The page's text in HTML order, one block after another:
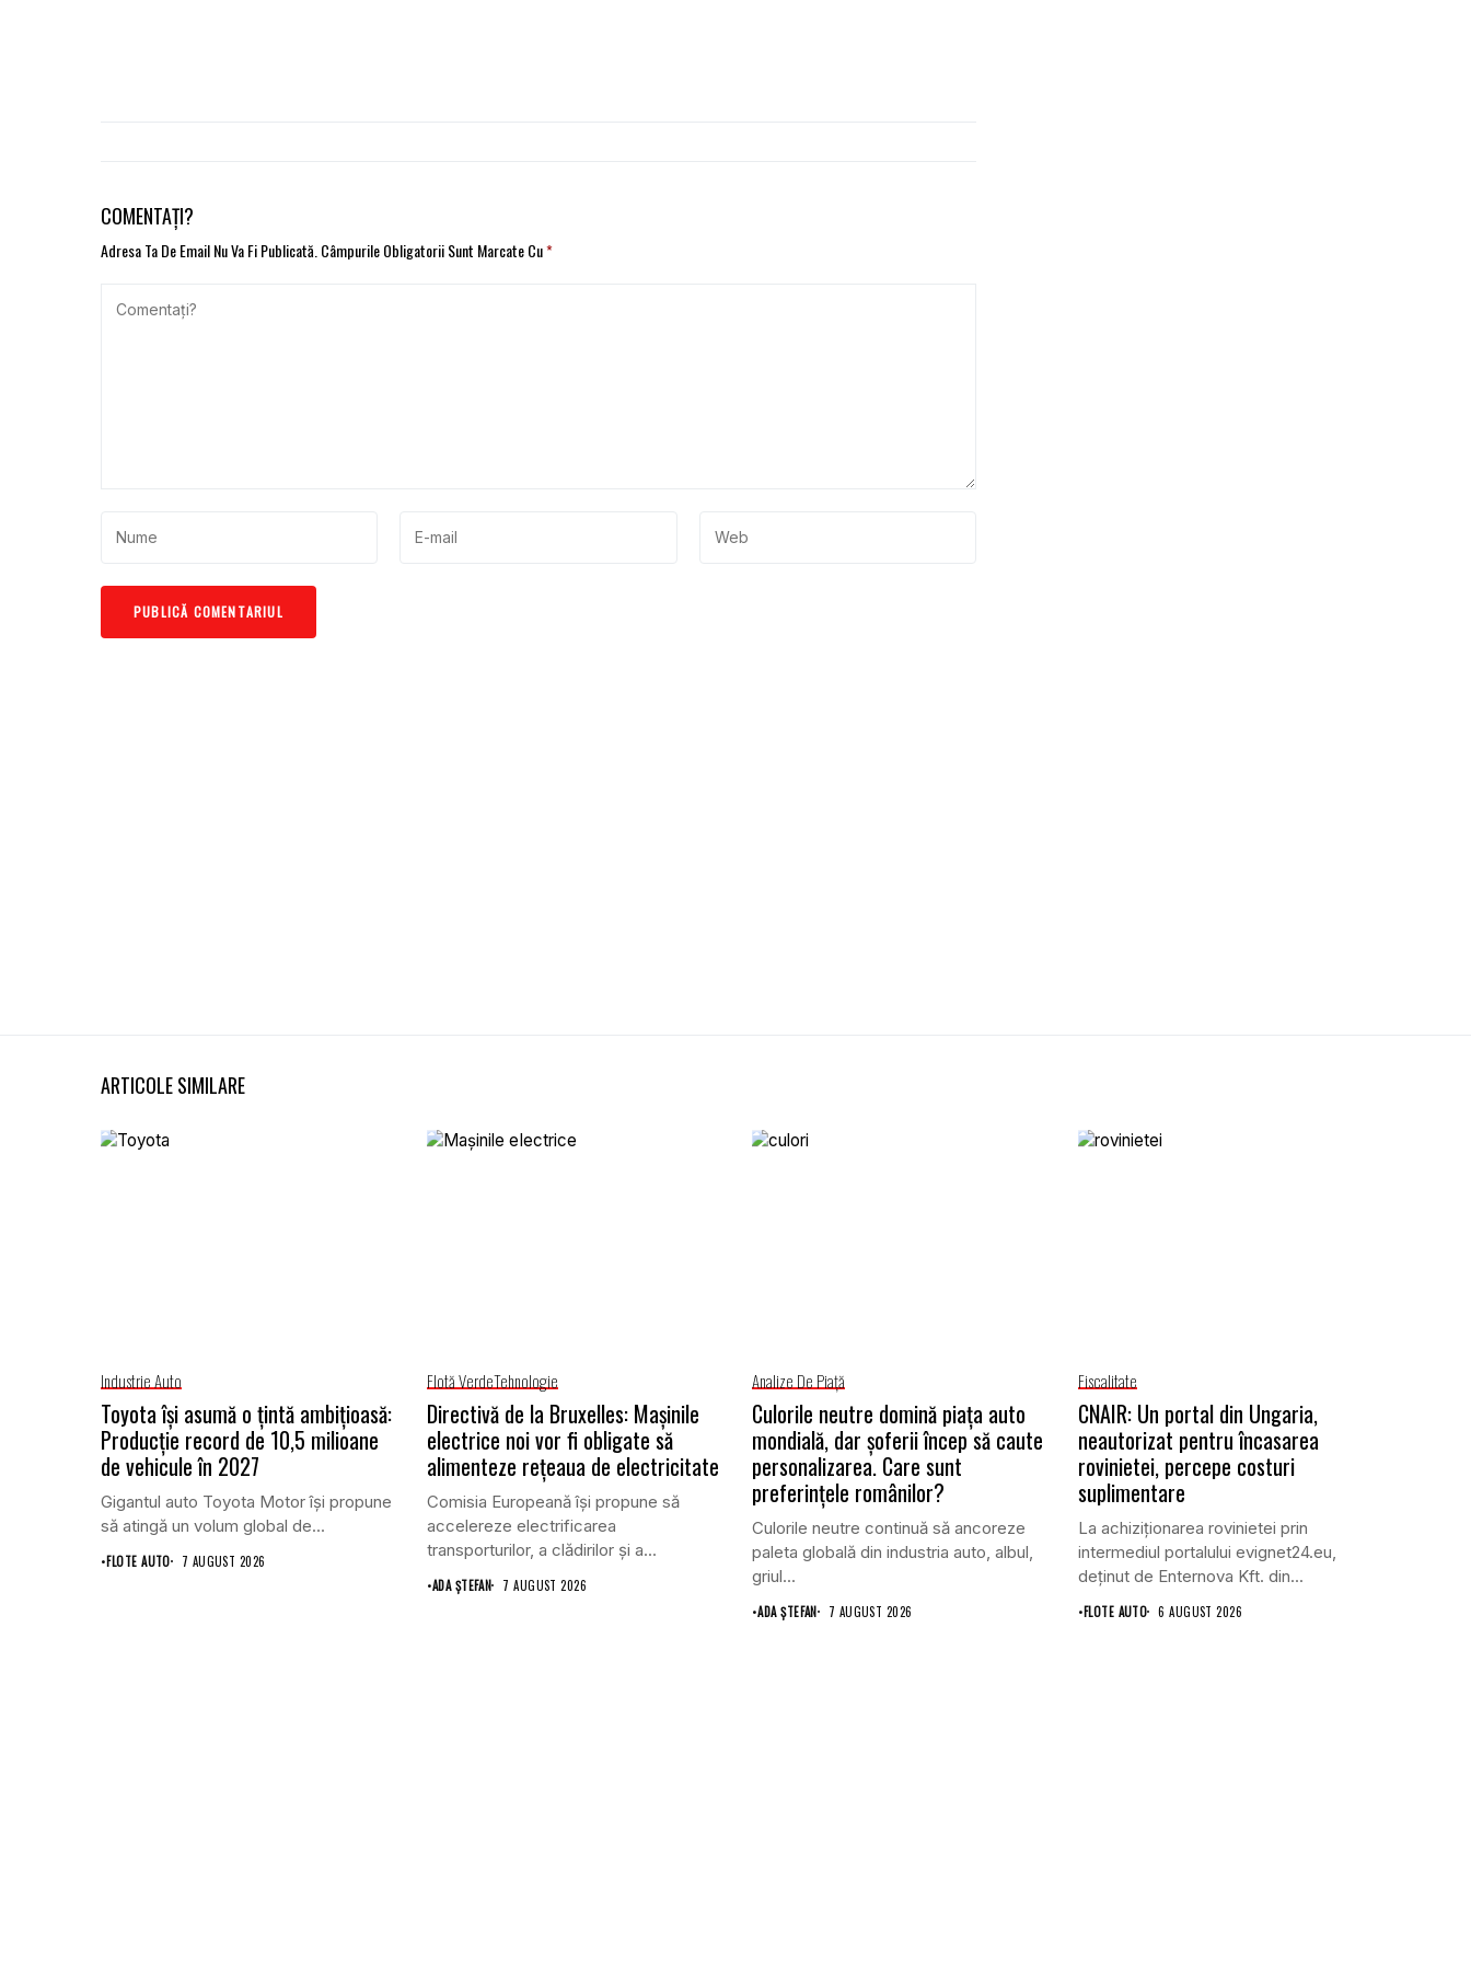
COMENTAȚI?
Adresa Ta De Email Nu Va Fi Publicată. Câmpurile Obligatorii Sunt Marcate Cu*
ARTICOLE SIMILARE
Industrie Auto
Toyota își asumă o țintă ambițioasă:
Producție record de 10,5 milioane
de vehicule în 2027
Gigantul auto Toyota Motor își propune
să atingă un volum global de...
•FLOTE AUTO 7 AUGUST 2026
Flotă VerdeTehnologie
Directivă de la Bruxelles: Mașinile
electrice noi vor fi obligate să
alimenteze rețeaua de electricitate
Comisia Europeană își propune să
accelereze electrificarea
transporturilor, a clădirilor și a...
•ADA ȘTEFAN 7 AUGUST 2026
Analize De Piață
Culorile neutre domină piața auto
mondială, dar șoferii încep să caute
personalizarea. Care sunt
preferințele românilor?
Culorile neutre continuă să ancoreze
paleta globală din industria auto, albul,
griul...
•ADA ȘTEFAN 7 AUGUST 2026
Fiscalitate
CNAIR: Un portal din Ungaria,
neautorizat pentru încasarea
rovinietei, percepe costuri
suplimentare
La achiziționarea rovinietei prin
intermediul portalului evignet24.eu,
deținut de Enternova Kft. din...
•FLOTE AUTO 6 AUGUST 2026